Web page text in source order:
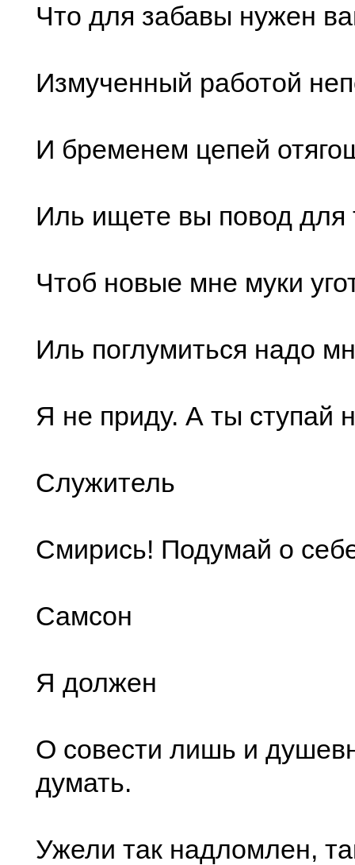
Что для забавы нужен
Измученный работой
И бременем цепей
Иль ищете вы повод для
Чтоб новые мне муки
Иль поглумиться надо
Я не приду. А ты ступай
Служитель
Смирись! Подумай о
Самсон
Я должен
О совести лишь и
думать.
Ужели так надломлен,